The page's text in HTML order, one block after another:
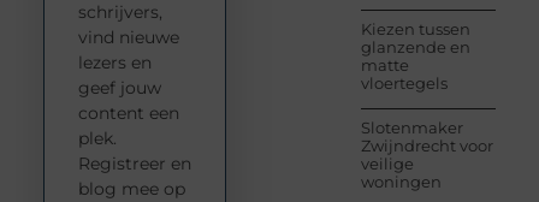
Kiezen tussen
glanzende en
matte
vloertegels
Slotenmaker
Zwijndrecht voor
veilige
woningen
schrijvers,
vind nieuwe
lezers en
geef jouw
content een
plek.
Registreer en
blog mee op